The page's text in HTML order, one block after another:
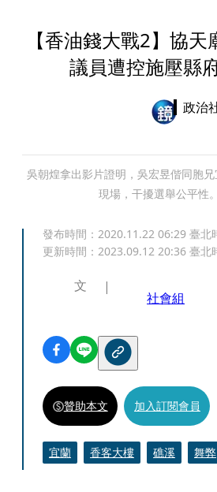
【香油錢大戰2】協
議員遭控施壓縣
政治
吳朝煌拿出影片證明，吳宏昱偕同胞
現場，干擾選舉公平性
發布時間： 2020.11.22 06:29 臺北
更新時間： 2023.09.12 20:36 臺北
文
社會組
贊助本文 加入訂閱會員
宜蘭 香客大樓 礁溪 舞弊